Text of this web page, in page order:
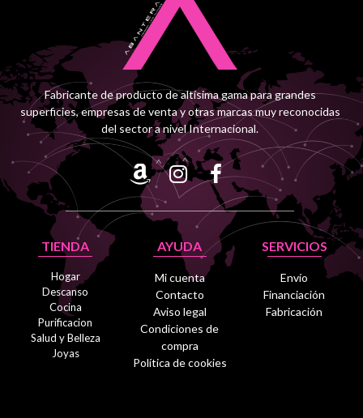
Fabricante de producto de altísima gama para grandes
superficies, empresas de venta y otras marcas muy reconocidas
del sector a nivel Internacional.
TIENDA
Hogar
Descanso
Cocina
Purificacion
Salud y Belleza
Joyas
AYUDA
Mi cuenta
Contacto
Aviso legal
Condiciones de
compra
Política de cookies
SERVICIOS
Envío
Financiación
Fabricación